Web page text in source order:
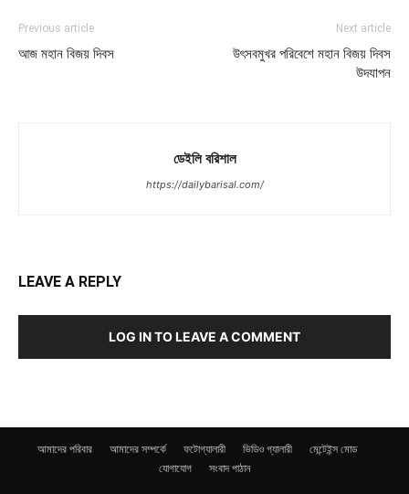
Previous article
আজ মহান বিজয় দিবস
Next article
উৎসবমুখর পরিবেশে মহান বিজয় দিবস
উদযাপন
ডেইলি বরিশাল
https://dailybarisal.com/
LEAVE A REPLY
LOG IN TO LEAVE A COMMENT
আমাদের পরিবার আমাদের সম্পর্কে ফটোগ্যালারী ভিডিও গ্যালারী
মেন্টেইন্স মোড
যোগাযোগ
সংবাদ পাঠান